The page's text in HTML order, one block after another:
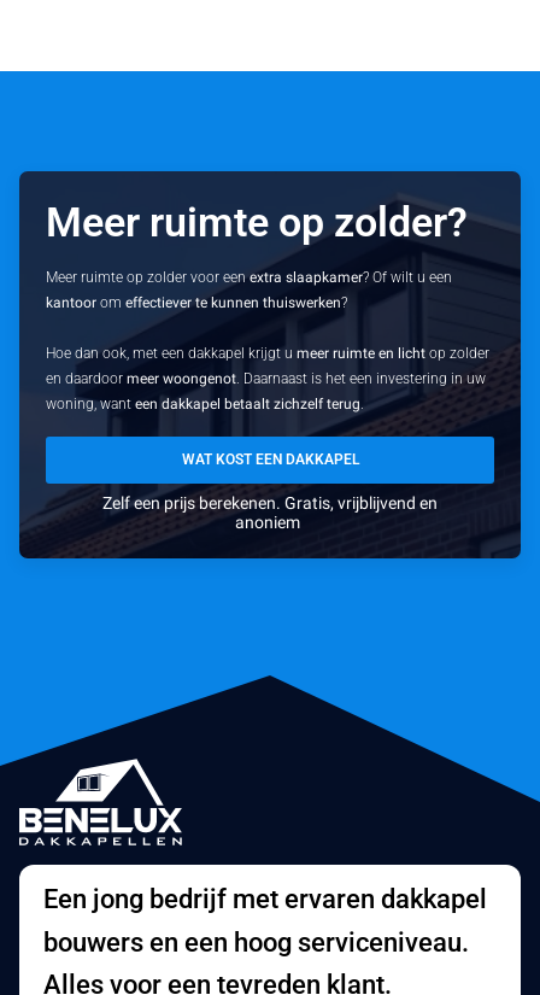
Meer ruimte op zolder?
Meer ruimte op zolder voor eenextra slaapkamer? Of wilt u een
kantoor omeffectiever te kunnen thuiswerken?
Hoe dan ook, met een dakkapel krijgt umeer ruimte en licht op zolder
en daardoormeer woongenot. Daarnaast is het een investering in uw
woning, wanteen dakkapel betaalt zichzelf terug.
WAT KOST EEN DAKKAPEL
Zelf een prijs berekenen. Gratis, vrijblijvend en
anoniem
Een jong bedrijf met ervaren dakkapel
bouwers en een hoog serviceniveau.
Alles voor een tevreden klant.